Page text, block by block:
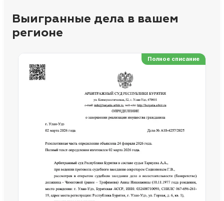
Выигранные дела в вашем
регионе
Полное списание